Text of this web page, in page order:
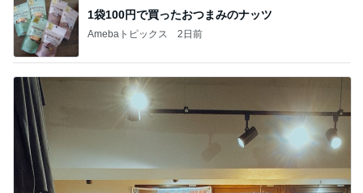
1袋100円で買ったおつまみのナッツ
Amebaトピックス 2日前